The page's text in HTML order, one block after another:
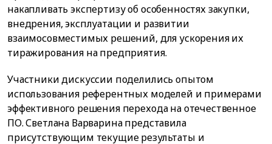
накапливать экспертизу об особенностях закупки,
внедрения, эксплуатации и развитии
взаимосовместимых решений, для ускорения их
тиражирования на предприятия.
Участники дискуссии поделились опытом
использования референтных моделей и примерами
эффективного решения перехода на отечественное
ПО. Светлана Варварина представила
присутствующим текущие результаты и